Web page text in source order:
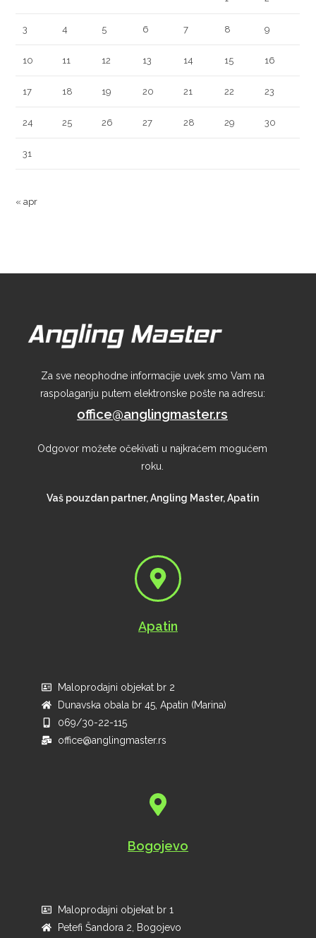
3 4 5 6 7 8 9
10 11 12 13 14 15 16
17 18 19 20 21 22 23
24 25 26 27 28 29 30
31
« apr
Za sve neophodne informacije uvek smo Vam na
raspolaganju putem elektronske pošte na adresu:
office@anglingmaster.rs
Odgovor možete očekivati u najkraćem mogućem
roku.
Vaš pouzdan partner, Angling Master, Apatin
Apatin
Maloprodajni objekat br 2
Dunavska obala br 45, Apatin (Marina)
069/30-22-115
office@anglingmaster.rs
Bogojevo
Maloprodajni objekat br 1
Petefi Šandora 2, Bogojevo